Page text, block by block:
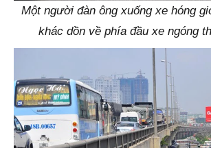
Một người đàn ông xuống xe hóng
khác dồn về phía đầu xe ngóng